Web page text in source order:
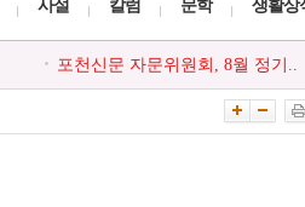
사설 칼럼 문학 생활상
포천신문 자문위원회, 8월 정기..
포천소방서, 폭염 장기화 대응 ..
포천시 선단동 주민자치회, 어린..
포천시종합사회복지관, 2026 뭉..